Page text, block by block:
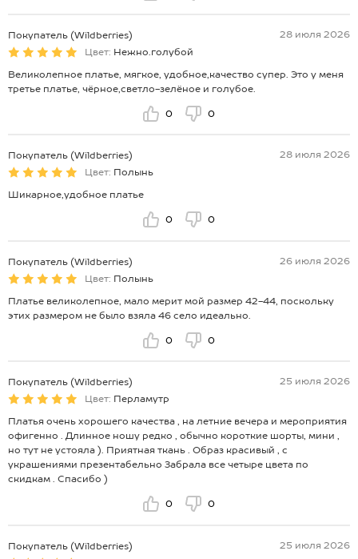
Покупатель (Wildberries)
28 июля 2026
Цвет: Нежно.голубой
Великолепное платье, мягкое, удобное,качество супер. Это у меня
третье платье, чёрное,светло-зелёное и голубое.
0 0
Покупатель (Wildberries)
28 июля 2026
Цвет: Полынь
Шикарное,удобное платье
0 0
Покупатель (Wildberries)
26 июля 2026
Цвет: Полынь
Платье великолепное, мало мерит мой размер 42-44, поскольку
этих размером не было взяла 46 село идеально.
0 0
Покупатель (Wildberries)
25 июля 2026
Цвет: Перламутр
Платья очень хорошего качества , на летние вечера и мероприятия
офигенно . Длинное ношу редко , обычно короткие шорты, мини ,
но тут не устояла ). Приятная ткань . Образ красивый , с
украшениями презентабельно Забрала все четыре цвета по
скидкам . Спасибо )
0 0
Покупатель (Wildberries)
25 июля 2026